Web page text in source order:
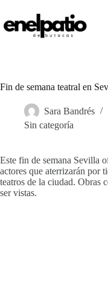
contenido
Fin de semana teatral en
Sara Bandrés
Sin categoría
Este fin de semana Sevilla
actores que aterrizarán por
teatros de la ciudad. Obras
ser vistas.